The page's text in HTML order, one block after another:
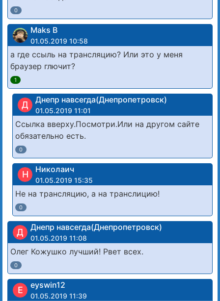
0
Maks B
01.05.2019 10:58
а где ссыль на трансляцию? Или это у меня
браузер глючит?
1
Д Днепр навсегда(Днепропетровск)
01.05.2019 11:01
Ссылка вверху.Посмотри.Или на другом сайте
обязательно есть.
0
Н Николаич
01.05.2019 15:35
Не на трансляцию, а на транслицию!
0
Д Днепр навсегда(Днепропетровск)
01.05.2019 11:08
Олег Кожушко лучший! Рвет всех.
0
E eyswin12
01.05.2019 11:39